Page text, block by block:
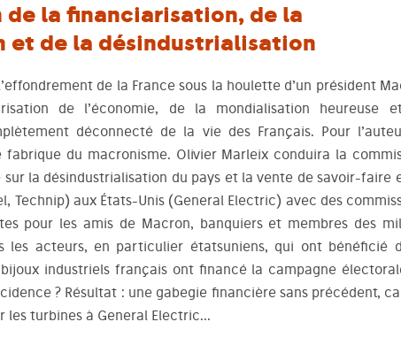
de la financiarisation, de la
et de la désindustrialisation
de la France sous la houlette d’un président
de l’économie, de la mondialisation heureuse
déconnecté de la vie des Français. Pour
du macronisme. Olivier Marleix conduira la
sur la désindustrialisation du pays et la vente de savoir-faire
Technip) aux États-Unis (General Electric) avec des
pour les amis de Macron, banquiers et membres des
les acteurs, en particulier étatsuniens, qui ont bénéficié
industriels français ont financé la campagne
? Résultat : une gabegie financière sans précédent,
les turbines à General Electric…